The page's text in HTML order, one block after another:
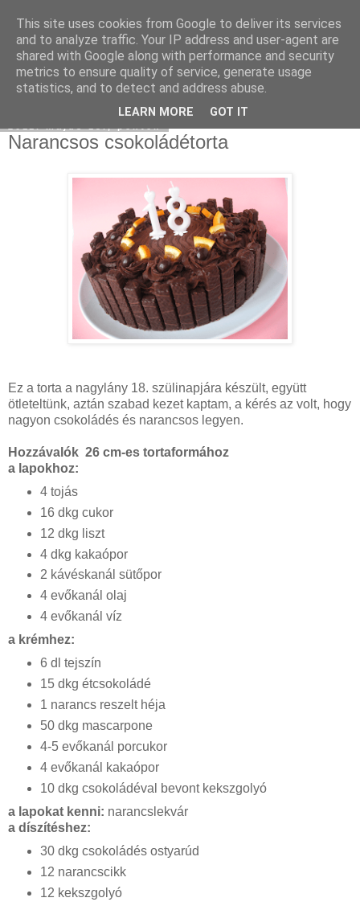
Moha Konyha
Narancsos csokoládétorta
Ez a torta a nagylány 18. szülinapjára készült, együtt
ötleteltünk, aztán szabad kezet kaptam, a kérés az volt, hogy
nagyon csokoládés és narancsos legyen.
Hozzávalók 26 cm-es tortaformához
a lapokhoz:
4 tojás
16 dkg cukor
12 dkg liszt
4 dkg kakaópor
2 kávéskanál sütőpor
4 evőkanál olaj
4 evőkanál víz
a krémhez:
6 dl tejszín
15 dkg étcsokoládé
1 narancs reszelt héja
50 dkg mascarpone
4-5 evőkanál porcukor
4 evőkanál kakaópor
10 dkg csokoládéval bevont kekszgolyó
a lapokat kenni: narancslekvár
a díszítéshez:
30 dkg csokoládés ostyarúd
12 narancscikk
12 kekszgolyó
This site uses cookies from Google to deliver its services
and to analyze traffic. Your IP address and user-agent are
shared with Google along with performance and security
metrics to ensure quality of service, generate usage
statistics, and to detect and address abuse.
LEARN MORE GOT IT